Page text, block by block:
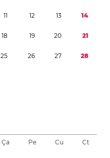
11 12 13 14
18 19 20 21
25 26 27 28
Ça Pe Cu Ct